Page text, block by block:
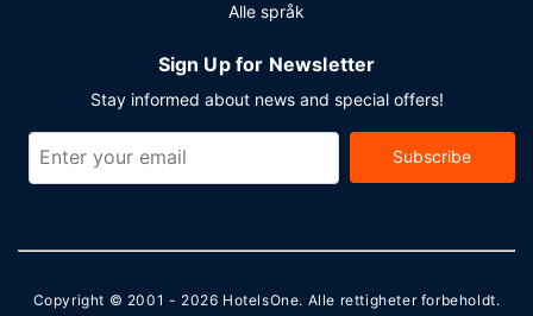
Alle språk
Sign Up for Newsletter
Stay informed about news and special offers!
Subscribe
Copyright © 2001 - 2026 HotelsOne. Alle rettigheter forbeholdt.